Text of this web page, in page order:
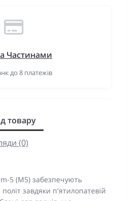
Частинами
до 8 платежів
товару
(0)
5 (M5) забезпечують
завдяки п'ятилопатевій